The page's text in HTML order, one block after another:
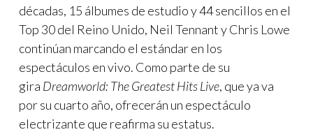
décadas, 15 álbumes de estudio y 44 sencillos en el
Top 30 del Reino Unido, Neil Tennant y Chris Lowe
continúan marcando el estándar en los
espectáculos en vivo. Como parte de su
gira Dreamworld: The Greatest Hits Live, que ya va
por su cuarto año, ofrecerán un espectáculo
electrizante que reafirma su estatus.